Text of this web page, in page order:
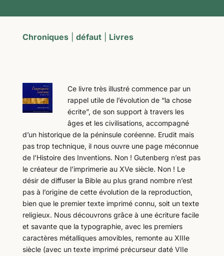
Chroniques| défaut| Livres
Ce livre très illustré commence par un
rappel utile de l’évolution de “la chose
écrite”, de son support à travers les
âges et les civilisations, accompagné
d’un historique de la péninsule coréenne. Erudit mais
pas trop technique, il nous ouvre une page méconnue
de l’Histoire des Inventions. Non ! Gutenberg n’est pas
le créateur de l’imprimerie au XVe siècle. Non ! Le
désir de diffuser la Bible au plus grand nombre n’est
pas à l’origine de cette évolution de la reproduction,
bien que le premier texte imprimé connu, soit un texte
religieux. Nous découvrons grâce à une écriture facile
et savante que la typographie, avec les premiers
caractères métalliques amovibles, remonte au XIIIe
siècle (avec un texte imprimé précurseur daté VIIe